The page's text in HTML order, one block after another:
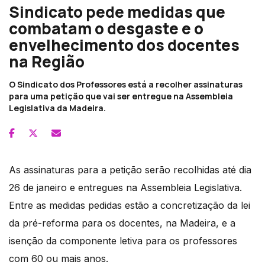
Sindicato pede medidas que
combatam o desgaste e o
envelhecimento dos docentes
na Região
O Sindicato dos Professores está a recolher assinaturas
para uma petição que vai ser entregue na Assembleia
Legislativa da Madeira.
As assinaturas para a petição serão recolhidas até dia
26 de janeiro e entregues na Assembleia Legislativa.
Entre as medidas pedidas estão a concretização da lei
da pré-reforma para os docentes, na Madeira, e a
isenção da componente letiva para os professores
com 60 ou mais anos.